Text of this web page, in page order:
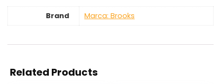
Brand Marca: Brooks
Related Products